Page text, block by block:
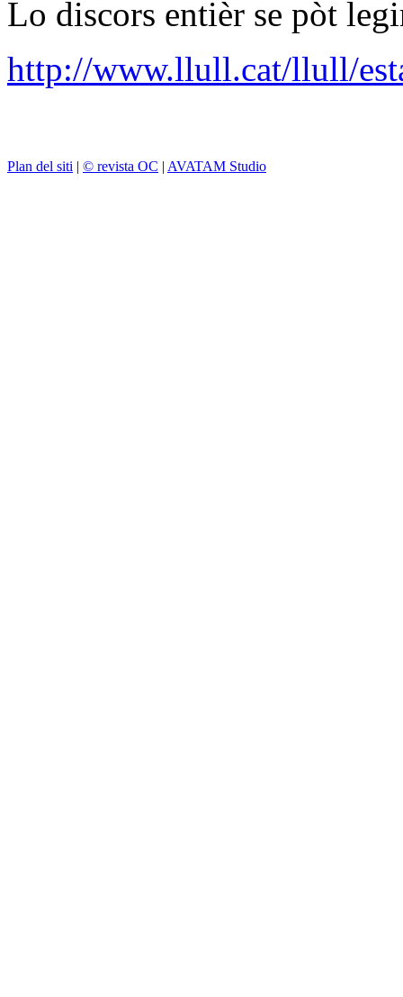
Lo discors entièr se pòt
http://www.llull.cat/llull/
Plan del siti | © revista OC | AVATAM Studio